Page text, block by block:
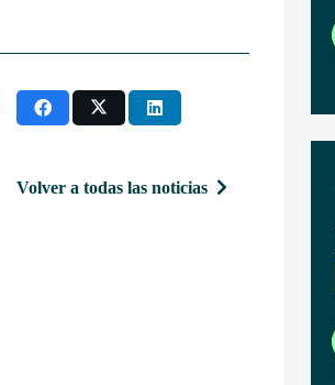
Volver a todas las noticias